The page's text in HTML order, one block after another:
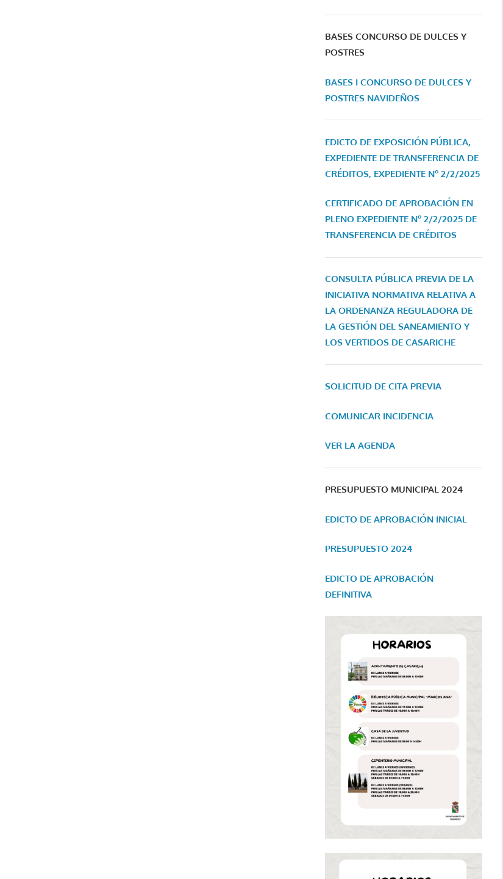
BASES CONCURSO DE DULCES Y
POSTRES
BASES I CONCURSO DE DULCES Y
POSTRES NAVIDEÑOS
EDICTO DE EXPOSICIÓN PÚBLICA,
EXPEDIENTE DE TRANSFERENCIA DE
CRÉDITOS, EXPEDIENTE Nº 2/2/2025
CERTIFICADO DE APROBACIÓN EN
PLENO EXPEDIENTE Nº 2/2/2025 DE
TRANSFERENCIA DE CRÉDITOS
CONSULTA PÚBLICA PREVIA DE LA
INICIATIVA NORMATIVA RELATIVA A
LA ORDENANZA REGULADORA DE
LA GESTIÓN DEL SANEAMIENTO Y
LOS VERTIDOS DE CASARICHE
SOLICITUD DE CITA PREVIA
COMUNICAR INCIDENCIA
VER LA AGENDA
PRESUPUESTO MUNICIPAL 2024
EDICTO DE APROBACIÓN INICIAL
PRESUPUESTO 2024
EDICTO DE APROBACIÓN
DEFINITIVA